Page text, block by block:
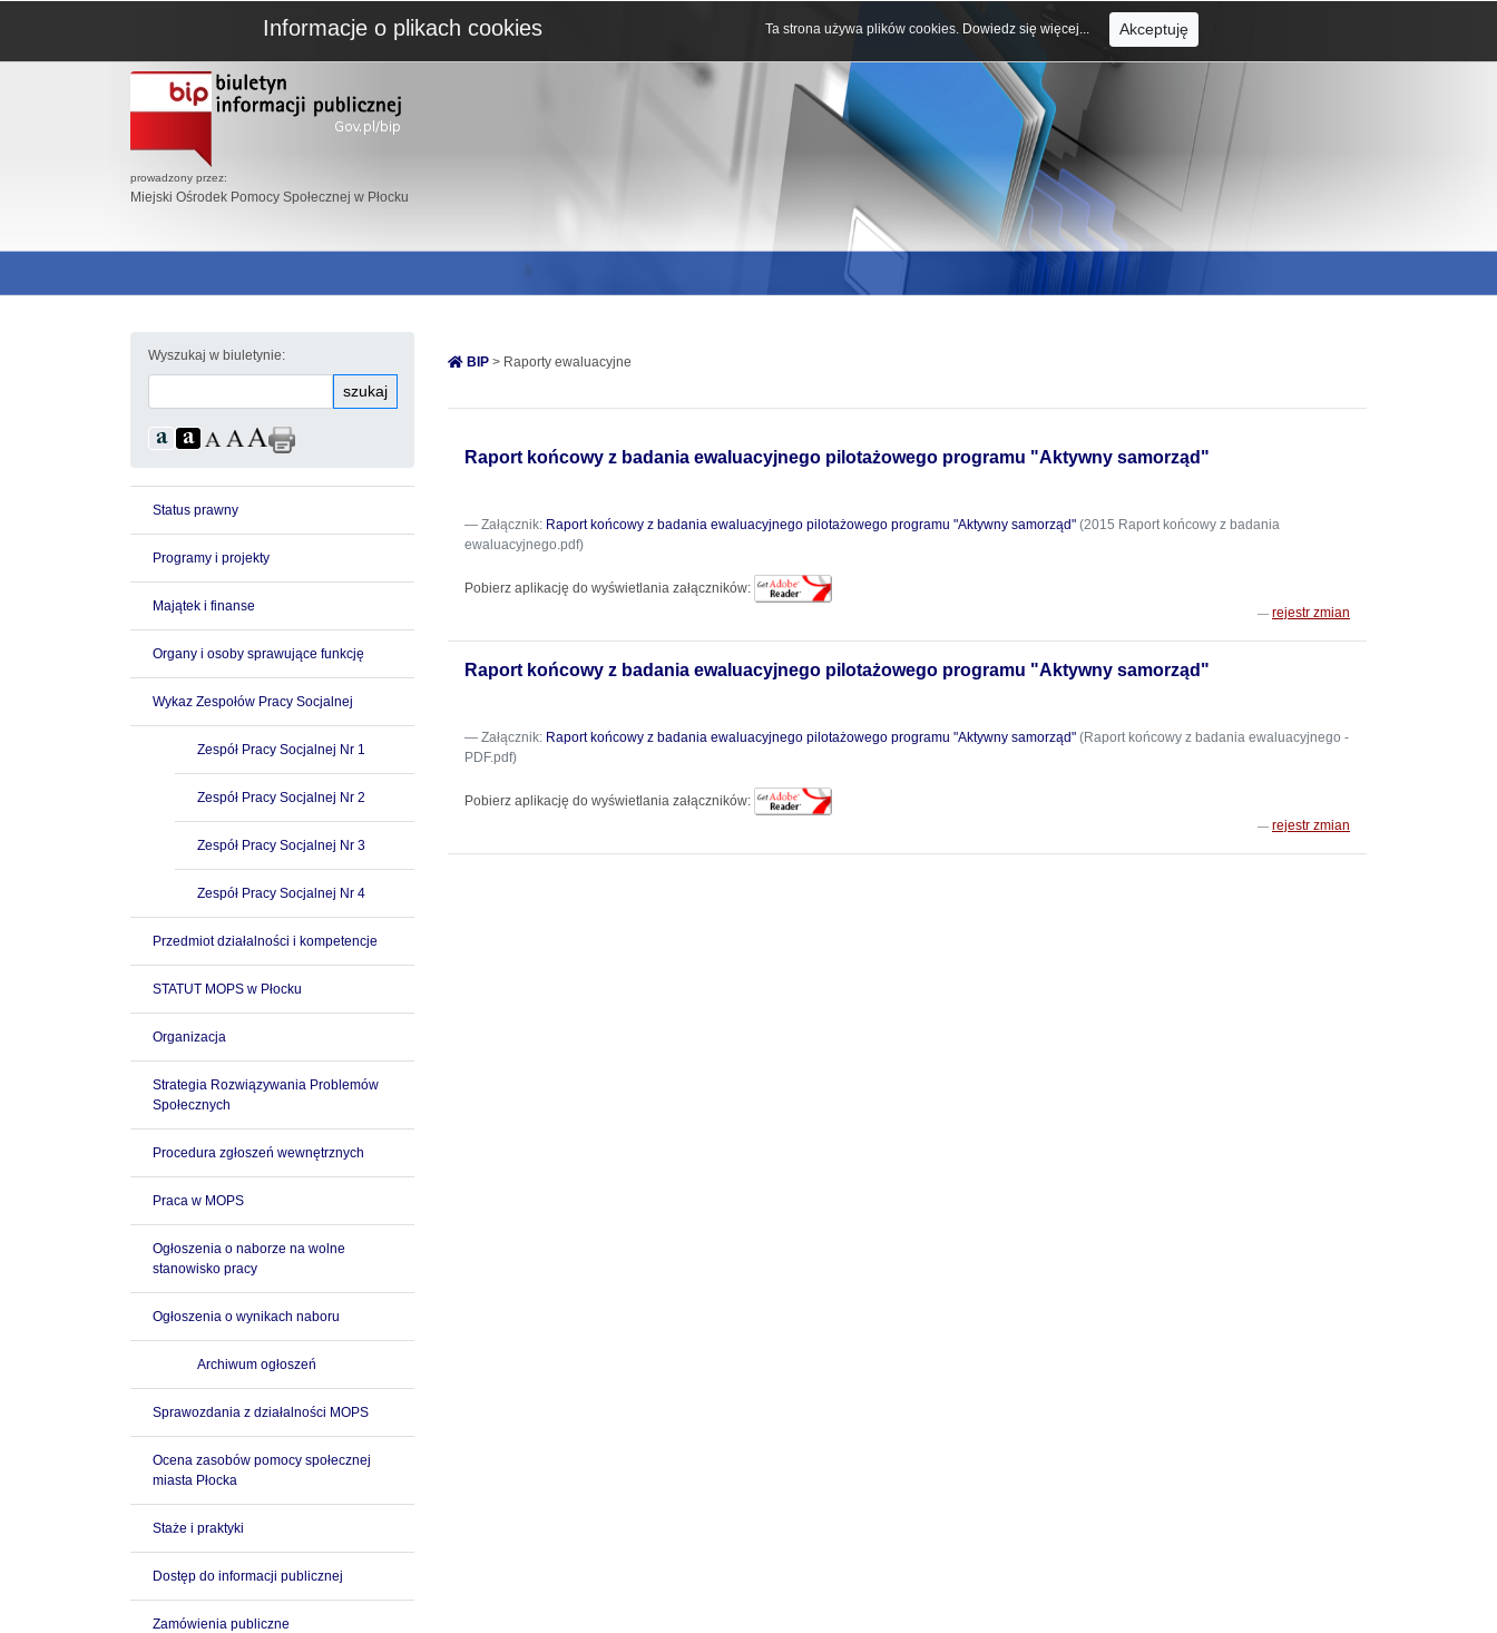
prowadzony przez:
Miejski Ośrodek Pomocy Społecznej w Płocku
Wyszukaj w biuletynie:
szukaj
Status prawny
Programy i projekty
Majątek i finanse
Organy i osoby sprawujące funkcję
Wykaz Zespołów Pracy Socjalnej
Zespół Pracy Socjalnej Nr 1
Zespół Pracy Socjalnej Nr 2
Zespół Pracy Socjalnej Nr 3
Zespół Pracy Socjalnej Nr 4
Przedmiot działalności i kompetencje
STATUT MOPS w Płocku
Organizacja
Strategia Rozwiązywania Problemów
Społecznych
Procedura zgłoszeń wewnętrznych
Praca w MOPS
Ogłoszenia o naborze na wolne
stanowisko pracy
Ogłoszenia o wynikach naboru
Archiwum ogłoszeń
Sprawozdania z działalności MOPS
Ocena zasobów pomocy społecznej
miasta Płocka
Staże i praktyki
Dostęp do informacji publicznej
Zamówienia publiczne
BIP > Raporty ewaluacyjne
Raport końcowy z badania ewaluacyjnego pilotażowego programu "Aktywny samorząd"
Załącznik: Raport końcowy z badania ewaluacyjnego pilotażowego programu "Aktywny samorząd" (2015 Raport końcowy z badania
ewaluacyjnego.pdf)
Pobierz aplikację do wyświetlania załączników:
rejestr zmian
Raport końcowy z badania ewaluacyjnego pilotażowego programu "Aktywny samorząd"
Załącznik: Raport końcowy z badania ewaluacyjnego pilotażowego programu "Aktywny samorząd" (Raport końcowy z badania ewaluacyjnego -
PDF.pdf)
Pobierz aplikację do wyświetlania załączników:
rejestr zmian
Informacje o plikach cookies Ta strona używa plików cookies. Dowiedz się więcej... Akceptuję